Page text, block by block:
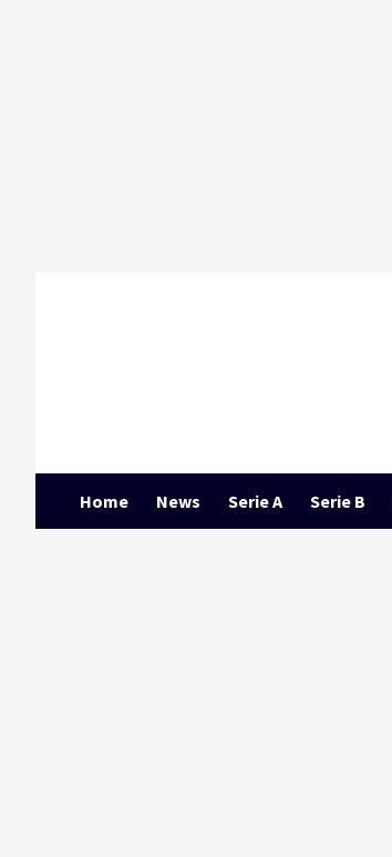
Home News Serie A Serie B